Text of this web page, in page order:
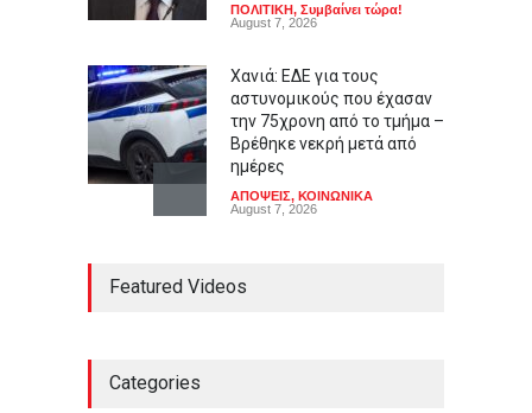
ΠΟΛΙΤΙΚΗ, Συμβαίνει τώρα!
August 7, 2026
Χανιά: ΕΔΕ για τους
αστυνομικούς που έχασαν
την 75χρονη από το τμήμα –
Βρέθηκε νεκρή μετά από
ημέρες
ΑΠΟΨΕΙΣ, ΚΟΙΝΩΝΙΚΑ
August 7, 2026
Ποια είναι η ιδανική ώρα
Featured Videos
Categories